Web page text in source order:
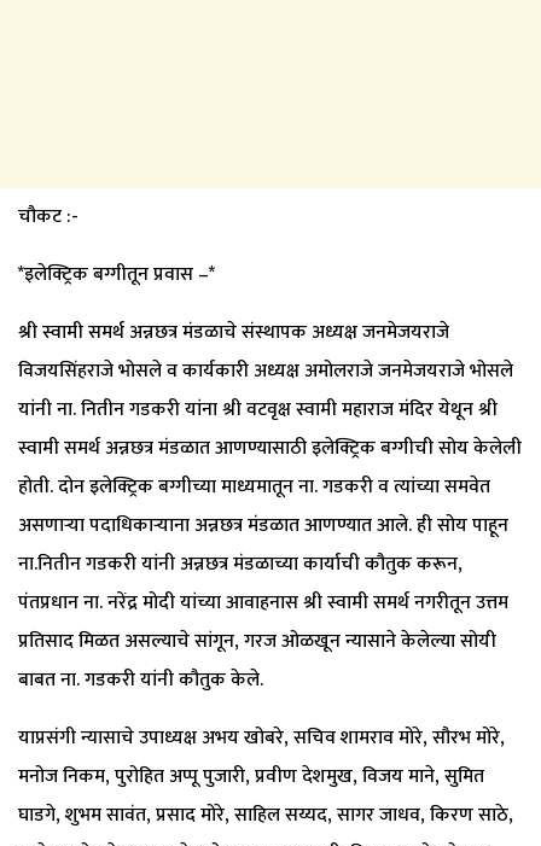
चौकट :-
*इलेक्ट्रिक बग्गीतून प्रवास –*
श्री स्वामी समर्थ अन्नछत्र मंडळाचे संस्थापक अध्यक्ष जनमेजयराजे
विजयसिंहराजे भोसले व कार्यकारी अध्यक्ष अमोलराजे जनमेजयराजे भोसले
यांनी ना. नितीन गडकरी यांना श्री वटवृक्ष स्वामी महाराज मंदिर येथून श्री
स्वामी समर्थ अन्नछत्र मंडळात आणण्यासाठी इलेक्ट्रिक बग्गीची सोय केलेली
होती. दोन इलेक्ट्रिक बग्गीच्या माध्यमातून ना. गडकरी व त्यांच्या समवेत
असणाऱ्या पदाधिकाऱ्याना अन्नछत्र मंडळात आणण्यात आले. ही सोय पाहून
ना.नितीन गडकरी यांनी अन्नछत्र मंडळाच्या कार्याची कौतुक करून,
पंतप्रधान ना. नरेंद्र मोदी यांच्या आवाहनास श्री स्वामी समर्थ नगरीतून उत्तम
प्रतिसाद मिळत असल्याचे सांगून, गरज ओळखून न्यासाने केलेल्या सोयी
बाबत ना. गडकरी यांनी कौतुक केले.
याप्रसंगी न्यासाचे उपाध्यक्ष अभय खोबरे, सचिव शामराव मोरे, सौरभ मोरे,
मनोज निकम, पुरोहित अप्पू पुजारी, प्रवीण देशमुख, विजय माने, सुमित
घाडगे, शुभम सावंत, प्रसाद मोरे, साहिल सय्यद, सागर जाधव, किरण साठे,